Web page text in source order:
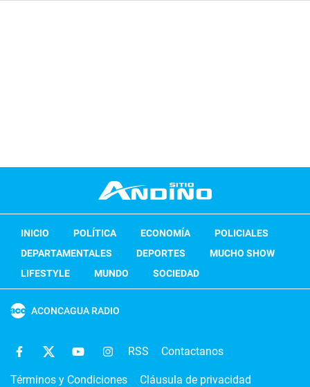
INICIO POLÍTICA ECONOMÍA
POLICIALES
DEPARTAMENTALES
DEPORTES
MUCHO SHOW
LIFESTYLE
MUNDO SOCIEDAD
ACONCAGUA RADIO
RSS Contactanos
Términos y Condiciones Cláusula de privacidad